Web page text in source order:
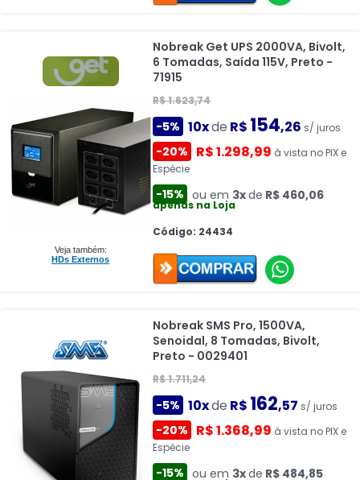
Veja também:
HDs Externos
Nobreak Get UPS 2000VA, Bivolt,
6 Tomadas, Saída 115V, Preto -
71915
R$ 1.623,74
-5% 10xde R$ 154,26 s/ juros
-20% R$ 1.298,99 à vista no PIX e
Espécie
-15% ou em 3xde R$ 460,06
apenas na Loja
Código: 24434
Nobreak SMS Pro, 1500VA,
Senoidal, 8 Tomadas, Bivolt,
Preto - 0029401
R$ 1.711,24
-5% 10xde R$ 162,57 s/ juros
-20% R$ 1.368,99 à vista no PIX e
Espécie
-15% ou em 3xde R$ 484,85